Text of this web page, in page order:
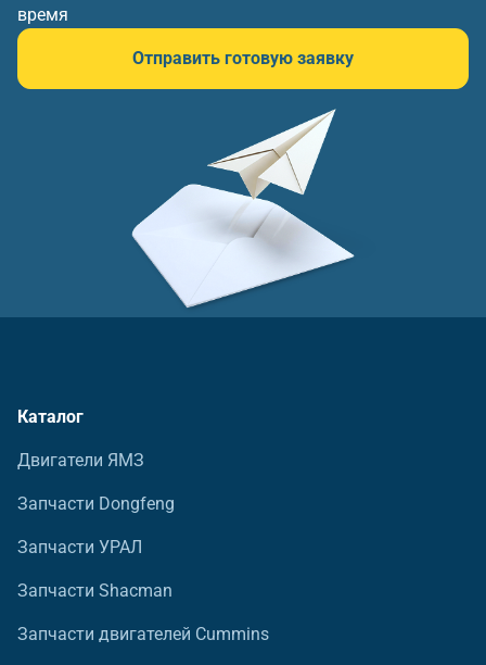
время
Отправить готовую заявку
Каталог
Двигатели ЯМЗ
Запчасти Dongfeng
Запчасти УРАЛ
Запчасти Shacman
Запчасти двигателей Cummins